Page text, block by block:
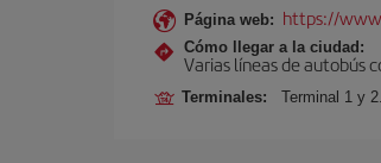
Página web: https://
Cómo llegar a la ciudad:
Varias líneas de autobús
Terminales: Terminal 1 y 2.